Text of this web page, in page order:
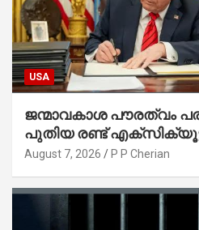
USA
ജന്മാവകാശ പൗരത്വം
പുതിയ രണ്ട്
ട്രംപ് ഒപ്പുവെച്ചു
August 7, 2026 P P Cherian